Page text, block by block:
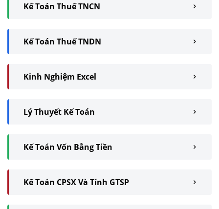
Kế Toán Thuế TNCN
Kế Toán Thuế TNDN
Kinh Nghiệm Excel
Lý Thuyết Kế Toán
Kế Toán Vốn Bằng Tiền
Kế Toán CPSX Và Tính GTSP